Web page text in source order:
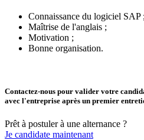
Connaissance du logiciel SAP ;
Maîtrise de l'anglais ;
Motivation ;
Bonne organisation.
Contactez-nous pour valider votre
avec l'entreprise après un premier
Prêt à postuler à une alternance ?
Je candidate maintenant